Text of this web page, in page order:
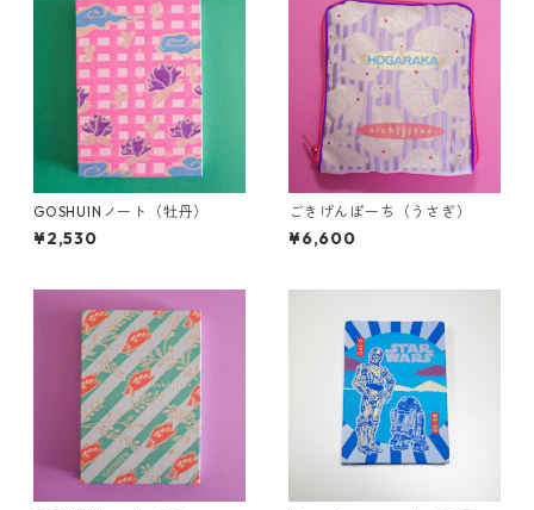
GOSHUINノート（牡丹）
¥2,530
ごきげんぽーち（うさぎ）
¥6,600